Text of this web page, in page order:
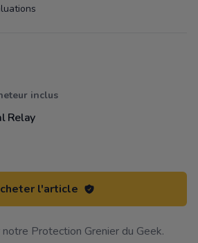
inclus
Relay
l'article
Protection Grenier du Geek.